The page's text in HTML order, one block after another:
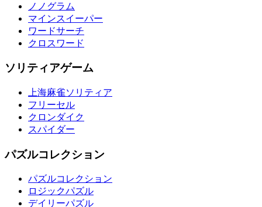
ノノグラム
マインスイーパー
ワードサーチ
クロスワード
ソリティアゲーム
上海麻雀ソリティア
フリーセル
クロンダイク
スパイダー
パズルコレクション
パズルコレクション
ロジックパズル
デイリーパズル